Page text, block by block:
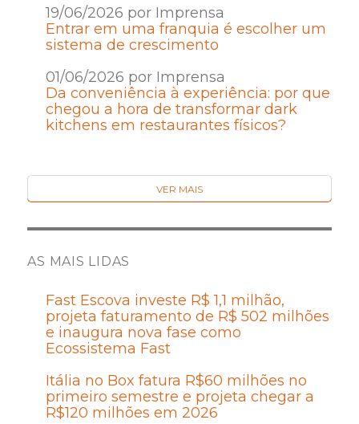
19/06/2026 por Imprensa
Entrar em uma franquia é escolher um
sistema de crescimento
01/06/2026 por Imprensa
Da conveniência à experiência: por que
chegou a hora de transformar dark
kitchens em restaurantes físicos?
VER MAIS
AS MAIS LIDAS
Fast Escova investe R$ 1,1 milhão,
projeta faturamento de R$ 502 milhões
e inaugura nova fase como
Ecossistema Fast
Itália no Box fatura R$60 milhões no
primeiro semestre e projeta chegar a
R$120 milhões em 2026